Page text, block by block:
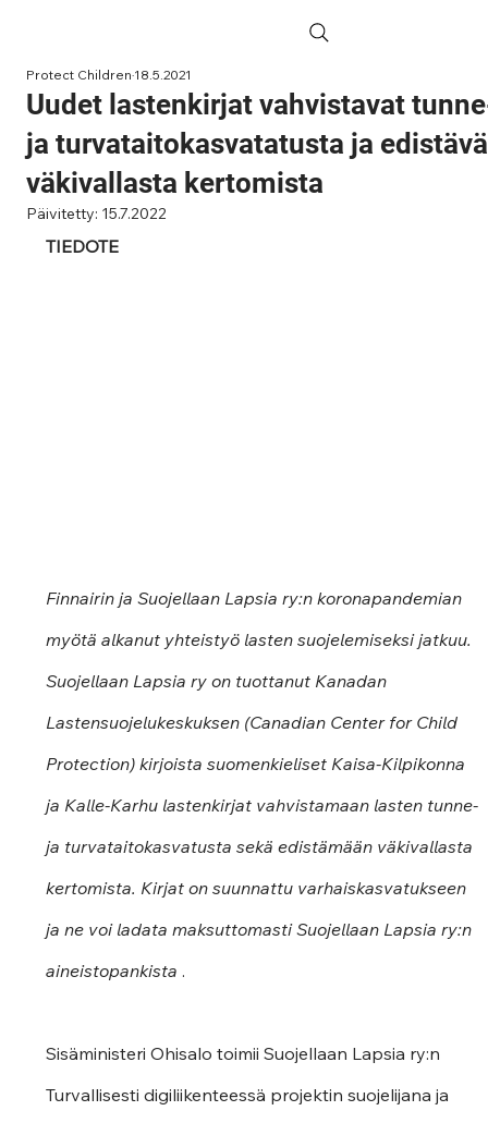
Uudet lastenkirjat vahvistavat
ja turvataitokasvatatusta ja
väkivallasta kertomista
Protect Children18.5.2021
Päivitetty: 15.7.2022
TIEDOTE
Finnairin ja Suojellaan Lapsia ry:n koronapandemian
myötä alkanut yhteistyö lasten suojelemiseksi jatkuu.
Suojellaan Lapsia ry on tuottanut Kanadan
Lastensuojelukeskuksen (Canadian Center for Child
Protection) kirjoista suomenkieliset Kaisa-Kilpikonna
ja Kalle-Karhu lastenkirjat vahvistamaan lasten tunne-
ja turvataitokasvatusta sekä edistämään väkivallasta
kertomista. Kirjat on suunnattu varhaiskasvatukseen
ja ne voi ladata maksuttomasti Suojellaan Lapsia ry:n
aineistopankista .
Sisäministeri Ohisalo toimii Suojellaan Lapsia ry:n
Turvallisesti digiliikenteessä projektin suojelijana ja